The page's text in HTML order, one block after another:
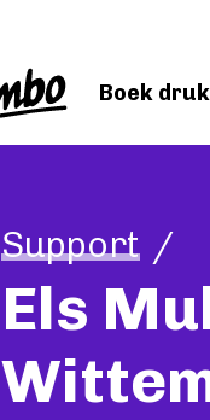
Boek
Support
Els